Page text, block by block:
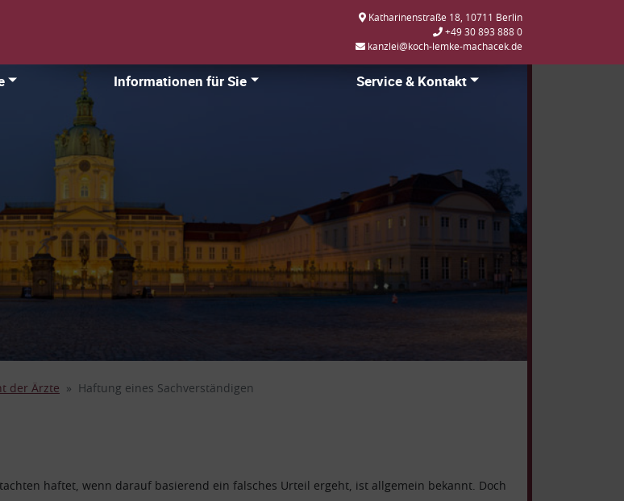
Katharinenstraße 18, 10711 Berlin
+49 30 893 888 0
kanzlei@koch-lemke-machacek.de
Informationen für Sie Service & Kontakt
der Ärzte Haftung eines Sachverständigen
haftet, wenn darauf basierend ein falsches Urteil ergeht, ist allgemein bekannt. Doch